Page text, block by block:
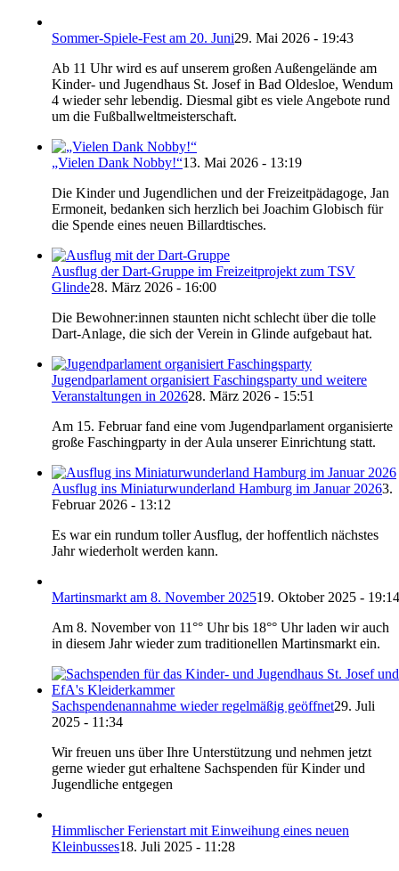
Sommer-Spiele-Fest am 20. Juni29. Mai 2026 - 19:43
Ab 11 Uhr wird es auf unserem großen Außengelände am
Kinder- und Jugendhaus St. Josef in Bad Oldesloe, Wendum
4 wieder sehr lebendig. Diesmal gibt es viele Angebote rund
um die Fußballweltmeisterschaft.
„Vielen Dank Nobby!“13. Mai 2026 - 13:19
Die Kinder und Jugendlichen und der Freizeitpädagoge, Jan
Ermoneit, bedanken sich herzlich bei Joachim Globisch für
die Spende eines neuen Billardtisches.
Ausflug der Dart-Gruppe im Freizeitprojekt zum TSV
Glinde28. März 2026 - 16:00
Die Bewohner:innen staunten nicht schlecht über die tolle
Dart-Anlage, die sich der Verein in Glinde aufgebaut hat.
Jugendparlament organisiert Faschingsparty und weitere
Veranstaltungen in 202628. März 2026 - 15:51
Am 15. Februar fand eine vom Jugendparlament organisierte
große Faschingparty in der Aula unserer Einrichtung statt.
Ausflug ins Miniaturwunderland Hamburg im Januar 20263.
Februar 2026 - 13:12
Es war ein rundum toller Ausflug, der hoffentlich nächstes
Jahr wiederholt werden kann.
Martinsmarkt am 8. November 202519. Oktober 2025 - 19:14
Am 8. November von 11°° Uhr bis 18°° Uhr laden wir auch
in diesem Jahr wieder zum traditionellen Martinsmarkt ein.
Sachspendenannahme wieder regelmäßig geöffnet29. Juli
2025 - 11:34
Wir freuen uns über Ihre Unterstützung und nehmen jetzt
gerne wieder gut erhaltene Sachspenden für Kinder und
Jugendliche entgegen
Himmlischer Ferienstart mit Einweihung eines neuen
Kleinbusses18. Juli 2025 - 11:28